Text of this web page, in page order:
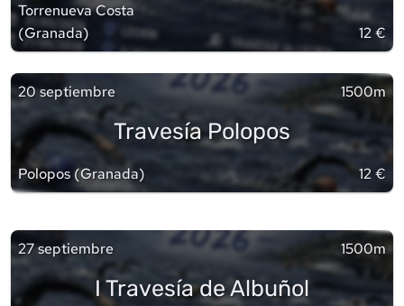
Torrenueva Costa
(Granada) 12 €
20 septiembre 1500m
Travesía Polopos
Polopos (Granada) 12 €
27 septiembre 1500m
I Travesía de Albuñol